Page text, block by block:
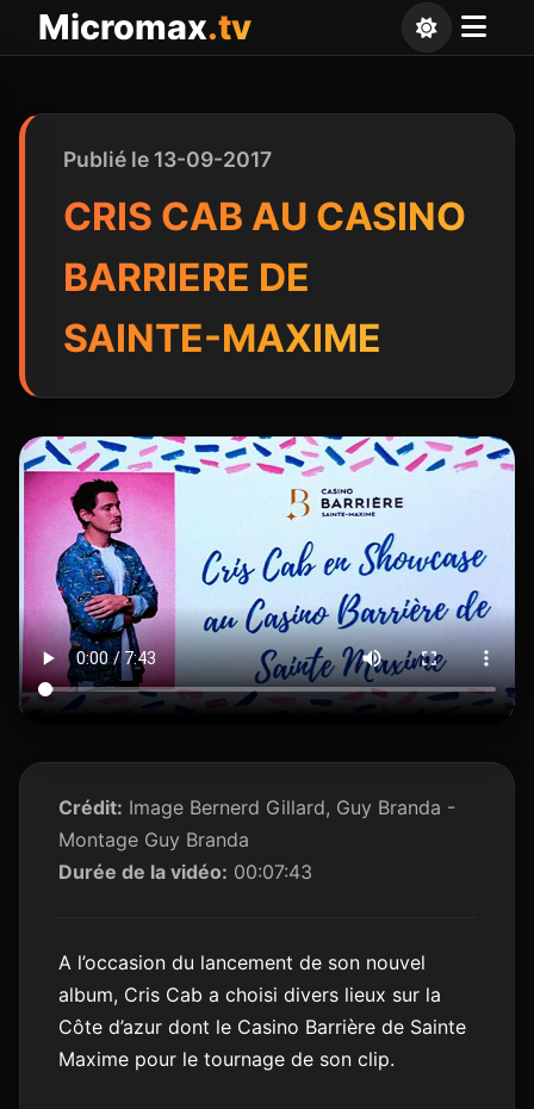
Micromax.tv
Publié le 13-09-2017
CRIS CAB AU CASINO
BARRIERE DE
SAINTE-MAXIME
Crédit: Image Bernerd Gillard, Guy Branda -
Montage Guy Branda
Durée de la vidéo: 00:07:43
A l’occasion du lancement de son nouvel
album, Cris Cab a choisi divers lieux sur la
Côte d’azur dont le Casino Barrière de Sainte
Maxime pour le tournage de son clip.
Panneau de gestion des cookies